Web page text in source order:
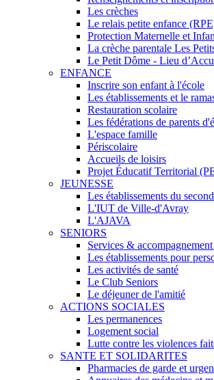
Les crèches
Le relais petite enfance
Protection Maternelle et
La crèche parentale Les
Le Petit Dôme - Lieu
ENFANCE
Inscrire son enfant à l'école
Les établissements et le
Restauration scolaire
Les fédérations de parents
L'espace famille
Périscolaire
Accueils de loisirs
Projet Éducatif Territorial
JEUNESSE
Les établissements du
L'IUT de Ville-d'Avray
L'AJAVA
SENIORS
Services &
Les établissements pour
Les activités de santé
Le Club Seniors
Le déjeuner de l'amitié
ACTIONS SOCIALES
Les permanences
Logement social
Lutte contre les violences
SANTE ET SOLIDARITES
Pharmacies de garde et